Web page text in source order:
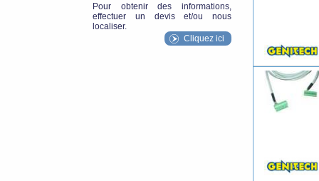
Pour obtenir des informations,
effectuer un devis et/ou nous
localiser.
Cliquez ici